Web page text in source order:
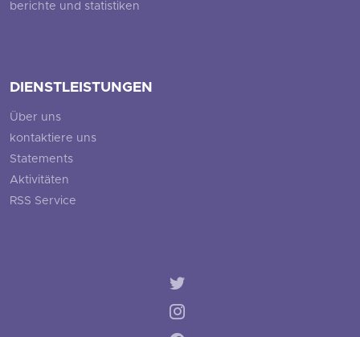
berichte und statistiken
DIENSTLEISTUNGEN
Über uns
kontaktiere uns
Statements
Aktivitäten
RSS Service